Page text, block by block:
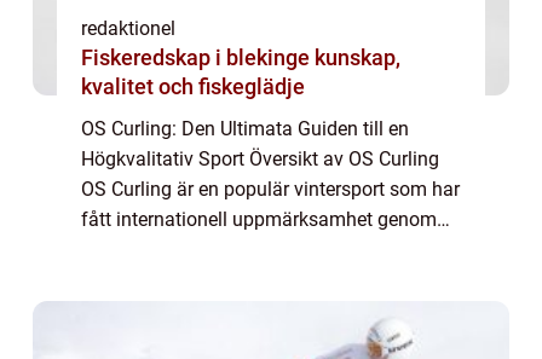
redaktionel
Fiskeredskap i blekinge kunskap,
kvalitet och fiskeglädje
OS Curling: Den Ultimata Guiden till en
Högkvalitativ Sport Översikt av OS Curling
OS Curling är en populär vintersport som har
fått internationell uppmärksamhet genom